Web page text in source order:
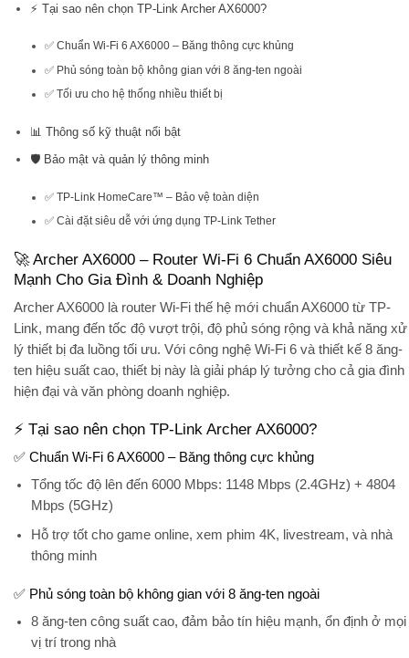
⚡ Tại sao nên chọn TP-Link Archer AX6000?
✅ Chuẩn Wi-Fi 6 AX6000 – Băng thông cực khủng
✅ Phủ sóng toàn bộ không gian với 8 ăng-ten ngoài
✅ Tối ưu cho hệ thống nhiều thiết bị
📊 Thông số kỹ thuật nổi bật
🛡️ Bảo mật và quản lý thông minh
✅ TP-Link HomeCare™ – Bảo vệ toàn diện
✅ Cài đặt siêu dễ với ứng dụng TP-Link Tether
🚀 Archer AX6000 – Router Wi-Fi 6 Chuẩn AX6000 Siêu
Mạnh Cho Gia Đình & Doanh Nghiệp
Archer AX6000 là router Wi-Fi thế hệ mới chuẩn AX6000 từ TP-
Link, mang đến tốc độ vượt trội, độ phủ sóng rộng và khả năng xử
lý thiết bị đa luồng tối ưu. Với công nghệ Wi-Fi 6 và thiết kế 8 ăng-
ten hiệu suất cao, thiết bị này là giải pháp lý tưởng cho cả gia đình
hiện đại và văn phòng doanh nghiệp.
⚡ Tại sao nên chọn TP-Link Archer AX6000?
✅ Chuẩn Wi-Fi 6 AX6000 – Băng thông cực khủng
Tổng tốc độ lên đến 6000 Mbps: 1148 Mbps (2.4GHz) + 4804
Mbps (5GHz)
Hỗ trợ tốt cho game online, xem phim 4K, livestream, và nhà
thông minh
✅ Phủ sóng toàn bộ không gian với 8 ăng-ten ngoài
8 ăng-ten công suất cao, đảm bảo tín hiệu mạnh, ổn địnhở mọi
vị trí trong nhà